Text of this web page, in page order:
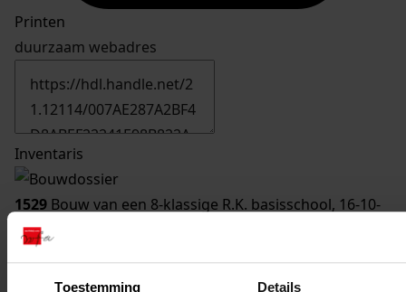
Toestemming Details
Printen
duurzaam webadres
Inventaris
1529 Bouw van een 8-klassige R.K. basisschool, 16-10-
1974
16-10-1974